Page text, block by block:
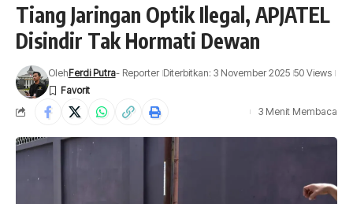
Tiang Jaringan Optik Ilegal, APJATEL
Disindir Tak Hormati Dewan
OlehFerdi Putra- Reporter Diterbitkan: 3 November 2025 50 Views
3 Menit Membaca